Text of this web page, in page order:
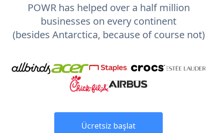
POWR has helped over a half million
businesses on every continent
(besides Antarctica, because of course not)
Ücretsiz başlat